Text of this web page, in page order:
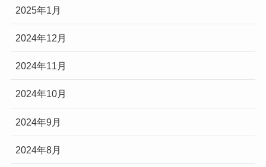
2025年1月
2024年12月
2024年11月
2024年10月
2024年9月
2024年8月